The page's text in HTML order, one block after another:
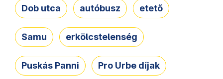
Dob utca autóbusz etető
Samu erkölcstelenség
Puskás Panni Pro Urbe díjak